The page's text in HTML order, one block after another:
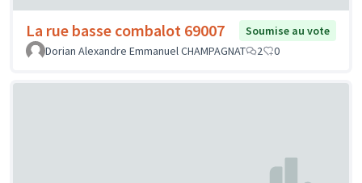
La rue basse combalot 69007
Soumise au vote
Dorian Alexandre Emmanuel CHAMPAGNAT
2 0